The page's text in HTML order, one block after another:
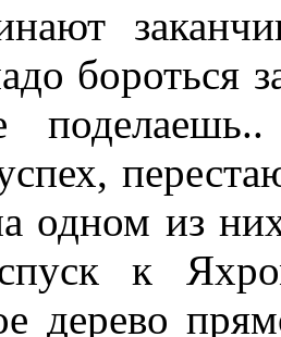
бороться
одном из
к
дерево